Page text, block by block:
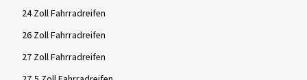
24 Zoll Fahrradreifen
26 Zoll Fahrradreifen
27 Zoll Fahrradreifen